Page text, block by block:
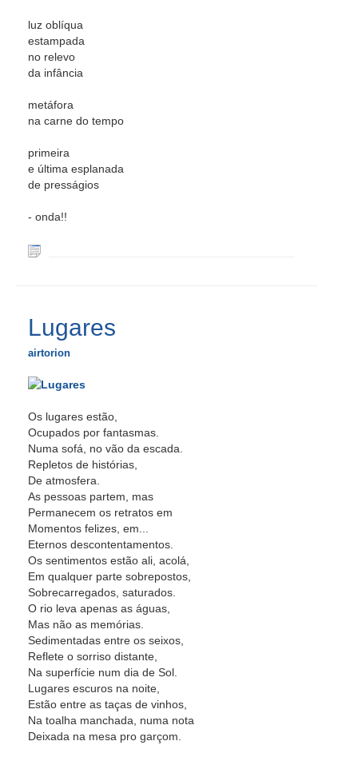
luz oblíqua
estampada
no relevo
da infância
metáfora
na carne do tempo
primeira
e última esplanada
de presságios
- onda!!
Lugares
airtorion
Os lugares estão,
Ocupados por fantasmas.
Numa sofá, no vão da escada.
Repletos de histórias,
De atmosfera.
As pessoas partem, mas
Permanecem os retratos em
Momentos felizes, em...
Eternos descontentamentos.
Os sentimentos estão ali, acolá,
Em qualquer parte sobrepostos,
Sobrecarregados, saturados.
O rio leva apenas as águas,
Mas não as memórias.
Sedimentadas entre os seixos,
Reflete o sorriso distante,
Na superfície num dia de Sol.
Lugares escuros na noite,
Estão entre as taças de vinhos,
Na toalha manchada, numa nota
Deixada na mesa pro garçom.